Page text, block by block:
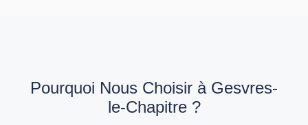
Pourquoi Nous Choisir à Gesvres-
le-Chapitre ?